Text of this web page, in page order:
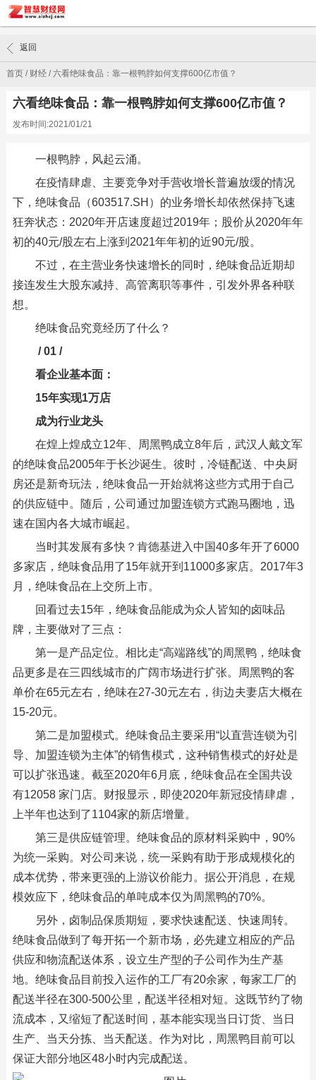
首页/ 财经/六看绝味食品：靠一根鸭脖如何支撑600亿市值？
返回
六看绝味食品：靠一根鸭脖如何支撑600亿市值？
发布时间:2021/01/21
一根鸭脖，风起云涌。
在疫情肆虐、主要竞争对手营收增长普遍放缓的情况
下，绝味食品（603517.SH）的业务增长却依然保持飞速
狂奔状态：2020年开店速度超过2019年；股价从2020年年
初的40元/股左右上涨到2021年年初的近90元/股。
不过，在主营业务快速增长的同时，绝味食品近期却
接连发生大股东减持、高管离职等事件，引发外界各种联
想。
绝味食品究竟经历了什么？
/ 01 /
看企业基本面：
15年实现1万店
成为行业龙头
在煌上煌成立12年、周黑鸭成立8年后，武汉人戴文军
的绝味食品2005年于长沙诞生。彼时，冷链配送、中央厨
房还是新奇玩法，绝味食品一开始就将这些方式用于自己
的供应链中。随后，公司通过加盟连锁方式跑马圈地，迅
速在国内各大城市崛起。
当时其发展有多快？肯德基进入中国40多年开了6000
多家店，绝味食品用了15年就开到11000多家店。2017年3
月，绝味食品在上交所上市。
回看过去15年，绝味食品能成为众人皆知的卤味品
牌，主要做对了三点：
第一是产品定位。相比走“高端路线”的周黑鸭，绝味食
品更多是在三四线城市的广阔市场进行扩张。周黑鸭的客
单价在65元左右，绝味在27-30元左右，街边夫妻店大概在
15-20元。
第二是加盟模式。绝味食品主要采用“以直营连锁为引
导、加盟连锁为主体”的销售模式，这种销售模式的好处是
可以扩张迅速。截至2020年6月底，绝味食品在全国共设
有12058 家门店。财报显示，即使2020年新冠疫情肆虐，
上半年也达到了1104家的新店增量。
第三是供应链管理。绝味食品的原材料采购中，90%
为统一采购。对公司来说，统一采购有助于形成规模化的
成本优势，带来更强的上游议价能力。据公开消息，在规
模效应下，绝味食品的单吨成本仅为周黑鸭的70%。
另外，卤制品保质期短，要求快速配送、快速周转。
绝味食品做到了每开拓一个新市场，必先建立相应的产品
供应和物流配送体系，设立生产型的子公司作为生产基
地。绝味食品目前投入运作的工厂有20余家，每家工厂的
配送半径在300-500公里，配送半径相对短。这既节约了物
流成本，又缩短了配送时间，基本能实现当日订货、当日
生产、当天分拣、当天配送。作为对比，周黑鸭目前可以
保证大部分地区48小时内完成配送。